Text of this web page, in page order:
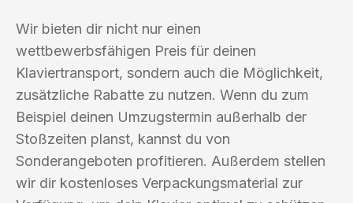
Wir bieten dir nicht nur einen
wettbewerbsfähigen Preis für deinen
Klaviertransport, sondern auch die Möglichkeit,
zusätzliche Rabatte zu nutzen. Wenn du zum
Beispiel deinen Umzugstermin außerhalb der
Stoßzeiten planst, kannst du von
Sonderangeboten profitieren. Außerdem stellen
wir dir kostenloses Verpackungsmaterial zur